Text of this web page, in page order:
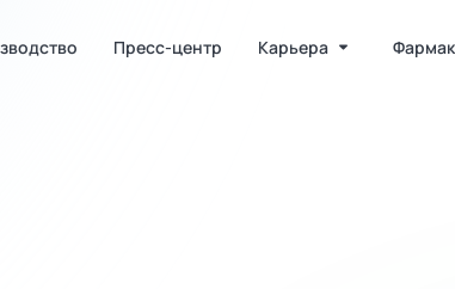
Пресс-центр Карьера